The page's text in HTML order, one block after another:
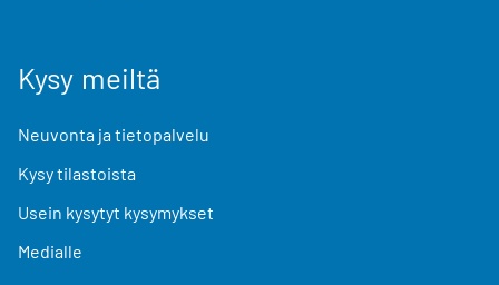
Kysy meiltä
Neuvonta ja tietopalvelu
Kysy tilastoista
Usein kysytyt kysymykset
Medialle